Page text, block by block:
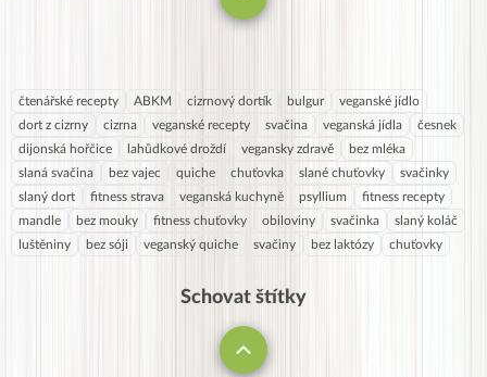
čtenářské recepty ABKM cizrnový dortík bulgur
veganské jídlo
dort z cizrny
cizrna veganské recepty svačina veganská jídla
česnek
dijonská hořčice
lahůdkové droždí vegansky zdravě
bez mléka
slaná svačina
bez vajec quiche chuťovka slané chuťovky
svačinky
slaný dort
fitness strava veganská kuchyně psyllium
fitness recepty
mandle
bez mouky fitness chuťovky obiloviny svačinka
slaný koláč
luštěniny
bez sóji veganský quiche svačiny bez laktózy chuťovky
Schovat štítky